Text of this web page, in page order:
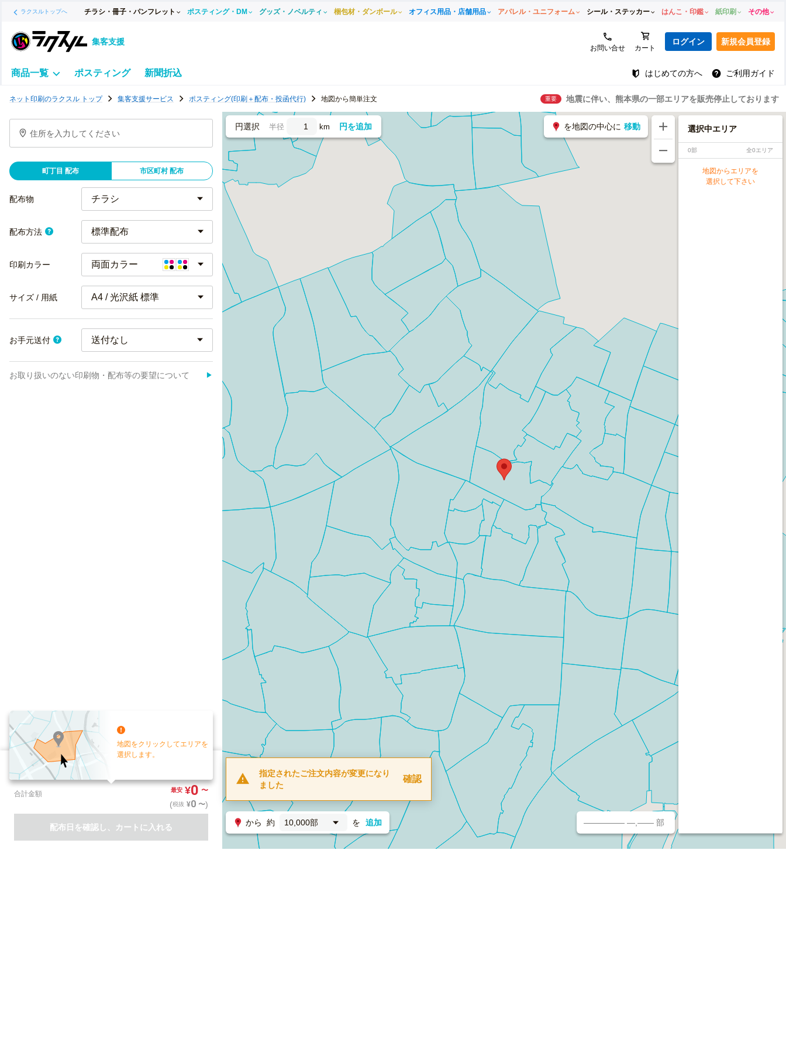
ラクスルトップへ チラシ・冊子・パンフレット ポスティング・DM グッズ・ノベルティ 梱包材・ダンボール オフィス用品・店舗用品 アパレル・ユニフォーム シール・ステッカー はんこ・印鑑 紙印刷 その他
集客支援
お問い合せ カート
ログイン 新規会員登録
商品一覧 ポスティング 新聞折込 はじめての方へ ご利用ガイド
テ
グ
ラ
ネット印刷のラクスル トップ 集客支援サービス ポスティング(印刷＋配布・投函代行) 地図から簡単注文 重要 地震に伴い、熊本県の一部エリアを販売停止しております
住所を入力してください
町丁目 配布 市区町村 配布
配布物
配布方法 標準配布
印刷カラー 両面カラー
サイズ / 用紙 A4 / 光沢紙 標準
お手元送付
お取り扱いのない印刷物・配布等の要望について ▶
地図をクリックしてエリアを
選択します。
配布部数
お手元送付
合計金額 最安 ¥0 〜
(税抜 ¥0 〜)
配布日を確認し、カートに入れる
円選択 半径 km 円を追加
指定されたご注文内容が変更になり
ました
確認
から 約 10,000部 を 追加
を地図の中心に 移動
————— —,—— 部
選択中エリア
0部 全0エリア
地図からエリアを
選択して下さい